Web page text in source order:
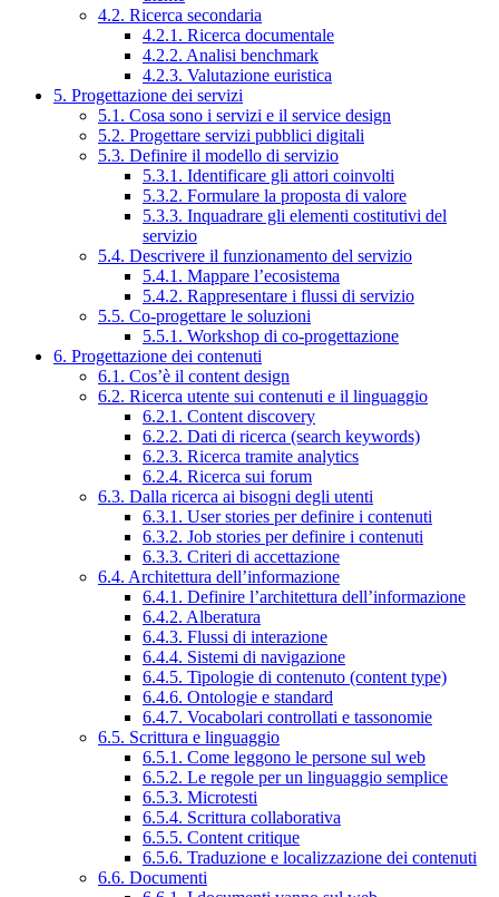
4.2. Ricerca secondaria
4.2.1. Ricerca documentale
4.2.2. Analisi benchmark
4.2.3. Valutazione euristica
5. Progettazione dei servizi
5.1. Cosa sono i servizi e il service design
5.2. Progettare servizi pubblici digitali
5.3. Definire il modello di servizio
5.3.1. Identificare gli attori coinvolti
5.3.2. Formulare la proposta di valore
5.3.3. Inquadrare gli elementi costitutivi del
servizio
5.4. Descrivere il funzionamento del servizio
5.4.1. Mappare l’ecosistema
5.4.2. Rappresentare i flussi di servizio
5.5. Co-progettare le soluzioni
5.5.1. Workshop di co-progettazione
6. Progettazione dei contenuti
6.1. Cos’è il content design
6.2. Ricerca utente sui contenuti e il linguaggio
6.2.1. Content discovery
6.2.2. Dati di ricerca (search keywords)
6.2.3. Ricerca tramite analytics
6.2.4. Ricerca sui forum
6.3. Dalla ricerca ai bisogni degli utenti
6.3.1. User stories per definire i contenuti
6.3.2. Job stories per definire i contenuti
6.3.3. Criteri di accettazione
6.4. Architettura dell’informazione
6.4.1. Definire l’architettura dell’informazione
6.4.2. Alberatura
6.4.3. Flussi di interazione
6.4.4. Sistemi di navigazione
6.4.5. Tipologie di contenuto (content type)
6.4.6. Ontologie e standard
6.4.7. Vocabolari controllati e tassonomie
6.5. Scrittura e linguaggio
6.5.1. Come leggono le persone sul web
6.5.2. Le regole per un linguaggio semplice
6.5.3. Microtesti
6.5.4. Scrittura collaborativa
6.5.5. Content critique
6.5.6. Traduzione e localizzazione dei contenuti
6.6. Documenti